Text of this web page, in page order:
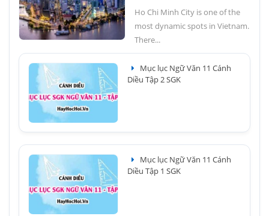
Ho Chi Minh City is one of the
most dynamic spots in Vietnam.
There...
Mục lục Ngữ Văn 11 Cánh
Diều Tập 2 SGK
Mục lục Ngữ Văn 11 Cánh
Diều Tập 1 SGK